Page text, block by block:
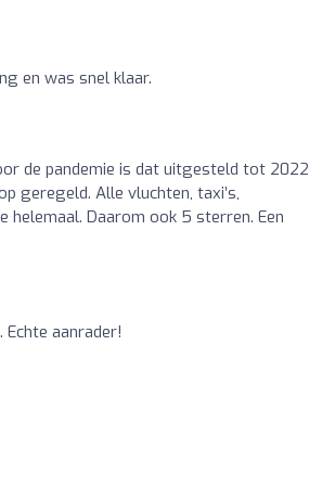
en was snel klaar.
de pandemie is dat uitgesteld tot
geregeld. Alle vluchten, taxi’s,
Daarom ook 5 sterren. Een
Echte aanrader!